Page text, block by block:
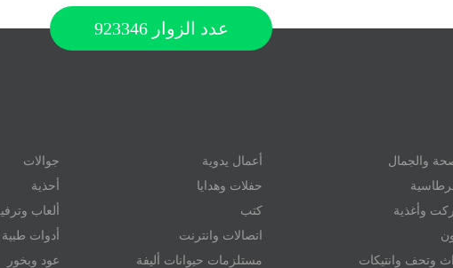
عدد الزوار 923346
والجمال أعمال يدوية جوالات
حفلات وهدايا أحذية
وأغذية كتب ألعاب
اتصالات وانترنت أدوات طبية
وتحف وانتيكات مستلزمات حيوانات أليفة عود وبخور